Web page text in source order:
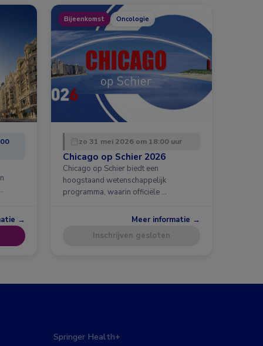
→
Bijeenkomst Oncologie
zo 31 mei 2026 om 18:00 uur
Chicago op Schier 2026
Chicago op Schier biedt een
hoogstaand wetenschappelijk
programma, waarin officiële …
Meer informatie →
Inschrijven gesloten
Springer Health+